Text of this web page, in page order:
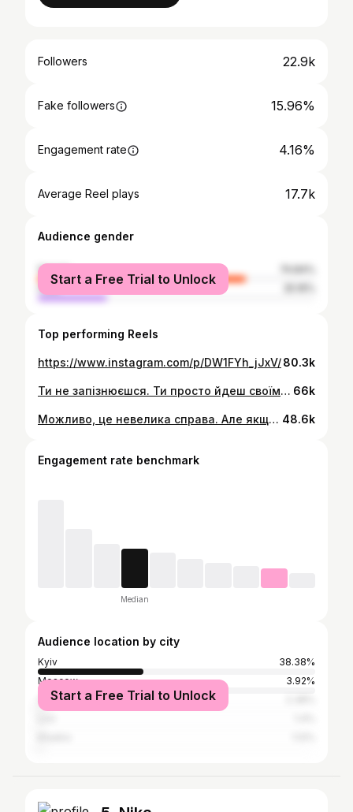
Followers 22.9k
Fake followers 15.96%
Engagement rate 4.16%
Average Reel plays 17.7k
Audience gender
female
male
Start a Free Trial to Unlock
Top performing Reels
https://www.instagram.com/p/DW1FYh_jJxV/80.3k
Ти не запізнюєшся. Ти просто йдеш своїм шляхом. 66k
Можливо, це невелика справа. Але якщо вона врятує хоча б одне життя — значить, усе не дарма.🫂 48.6k
Engagement rate benchmark
Median
Audience location by city
Kyiv
38.38%
Moscow
3.92%
Odesa
Start a Free Trial to Unlock